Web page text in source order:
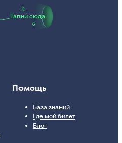
Тапни сюда
Помощь
База знаний
Где мой билет
Блог